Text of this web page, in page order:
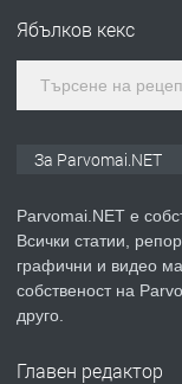
ПРЕДЛАГА
Ябълков кекс
За Parvomai.NET
Parvomai.NET е
Всички статии,
графични и видео
собственост на
друго.
Главен редактор